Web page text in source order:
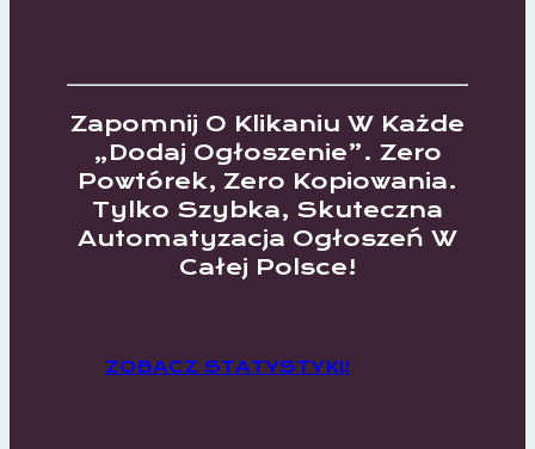
Zapomnij O Klikaniu W Każde
„dodaj Ogłoszenie”. Zero
Powtórek, Zero Kopiowania.
Tylko Szybka, Skuteczna
Automatyzacja Ogłoszeń W
Całej Polsce!
ZOBACZ STATYSTYKI!